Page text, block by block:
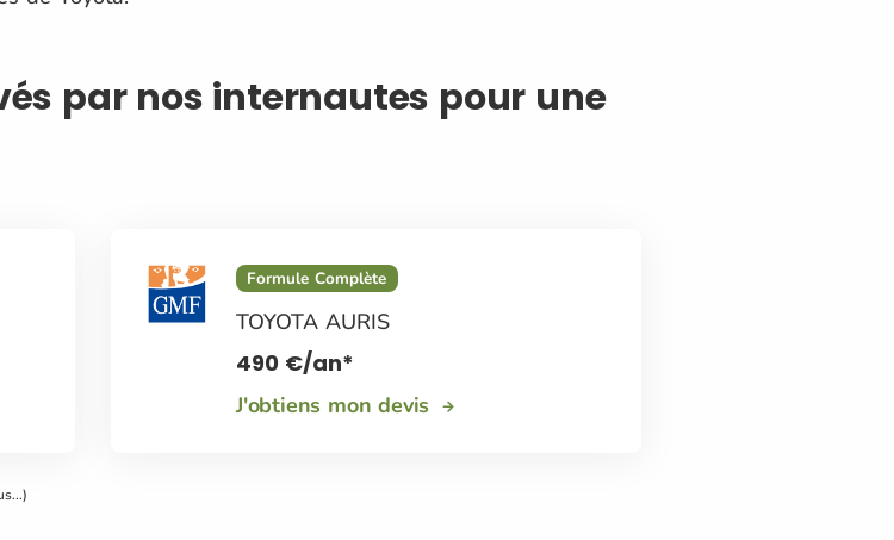
par nos internautes pour une
Formule Complète
TOYOTA AURIS
490 €/an*
J'obtiens mon devis